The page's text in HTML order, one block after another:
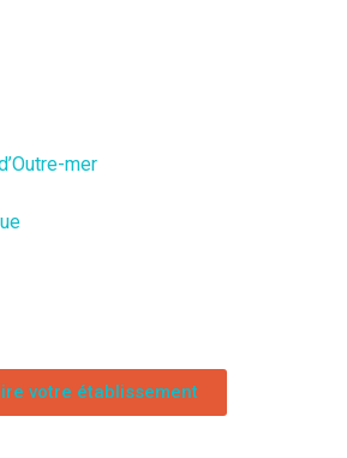
mer
votre établissement